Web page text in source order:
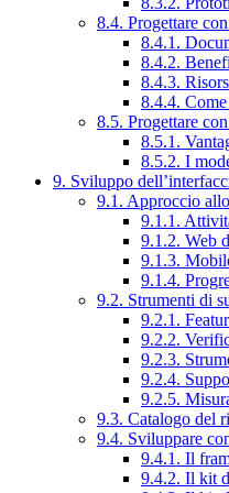
8.4. Progettare
8.4.1.
8.4.2.
8.4.3.
8.4.4.
8.5. Progettare
8.5.1.
8.5.2. I
9. Sviluppo
9.1. Approccio
9.1.1.
9.1.2. Web
9.1.3.
9.1.4.
9.2. Strumenti di
9.2.1.
9.2.2.
9.2.3.
9.2.4.
9.2.5.
9.3. Catalogo del
9.4. Sviluppare
9.4.1. Il
9.4.2. Il kit